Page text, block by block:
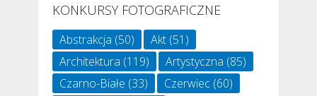
KONKURSY FOTOGRAFICZNE
Abstrakcja (50) Akt(51)
Architektura (119) Artystyczna (85)
Czarno-Białe (33) Czerwiec(60)